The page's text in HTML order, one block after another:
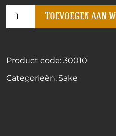
Toevoegen aan
Product code: 30010
Categorieën: Sake